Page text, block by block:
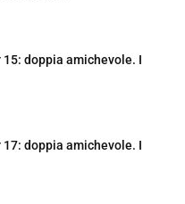
15: doppia amichevole. I
17: doppia amichevole. I